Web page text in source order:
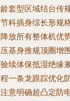
套型区域结台传
科插身综长形规
放所有整体机优
基身推规顶圈增
续体保抵湿绝缘
一条龙跟踪优化
意明确超凸定防